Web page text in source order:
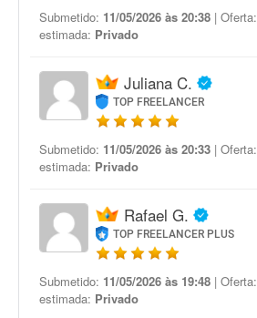
Submetido: 11/05/2026 às 20:38 | Oferta:
estimada: Privado
Juliana C.
TOP FREELANCER
Submetido: 11/05/2026 às 20:33 | Oferta:
estimada: Privado
Rafael G.
TOP FREELANCER PLUS
Submetido: 11/05/2026 às 19:48 | Oferta:
estimada: Privado